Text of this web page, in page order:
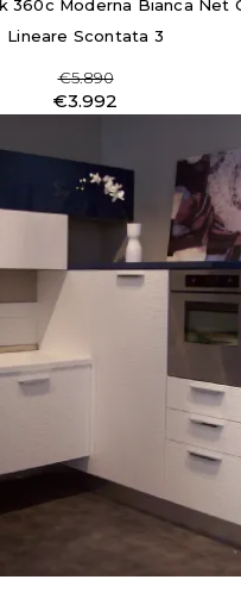
360c Moderna Bianca Net
Lineare Scontata 3
€5.890
€3.992